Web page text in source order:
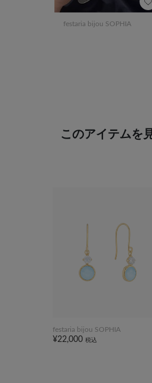
festaria bijou SOPHIA
このアイテムを
festaria bijou SOPHIA
¥22,000 税込